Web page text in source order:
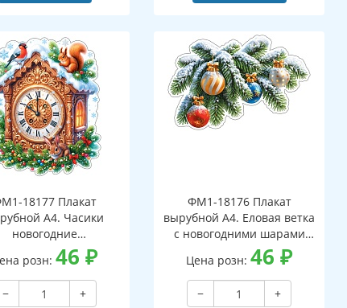
18177 Плакат
А4. Часики
новогодние
ВД-лак)
розн:46₽
−
+
ФМ1-18176 Плакат
вырубной А4. Еловая ветка
с новогодними шарами
(двухсторонний, ВД-лак)
Цена розн:46₽
−
+